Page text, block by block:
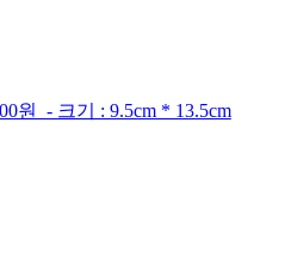
원 - 크기 : 9.5cm * 13.5cm